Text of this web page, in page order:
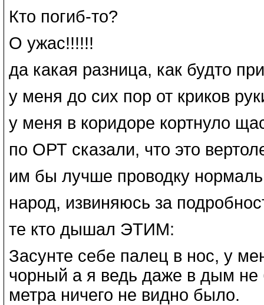
Кто погиб-то?
О ужас!!!!!!
да какая разница, как будто
у меня до сих пор от криков
у меня в коридоре кортнуло
по ОРТ сказали, что это
им бы лучше проводку
народ, извиняюсь за
те кто дышал ЭТИМ:
Засунте себе палец в нос, у
чорный а я ведь даже в дым не
метра ничего не видно было.